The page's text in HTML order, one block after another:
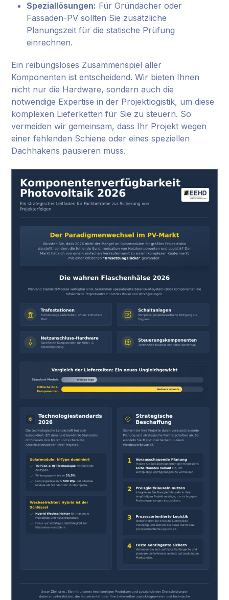
Speziallösungen: Für Gründächer oder
Fassaden-PV sollten Sie zusätzliche
Planungszeit für die statische Prüfung
einrechnen.
Ein reibungsloses Zusammenspiel aller
Komponenten ist entscheidend. Wir bieten Ihnen
nicht nur die Hardware, sondern auch die
notwendige Expertise in der Projektlogistik, um diese
komplexen Lieferketten für Sie zu steuern. So
vermeiden wir gemeinsam, dass Ihr Projekt wegen
einer fehlenden Schiene oder eines speziellen
Dachhakens pausieren muss.